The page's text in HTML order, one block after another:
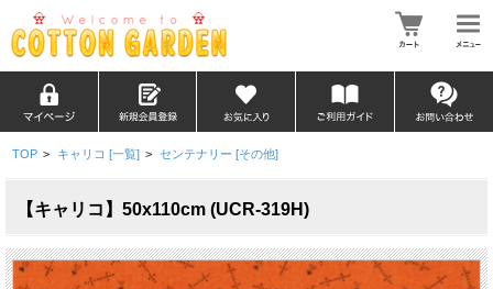
TOP > キャリコ [一覧] > センテナリー [その他]
【キャリコ】50x110cm (UCR-319H)